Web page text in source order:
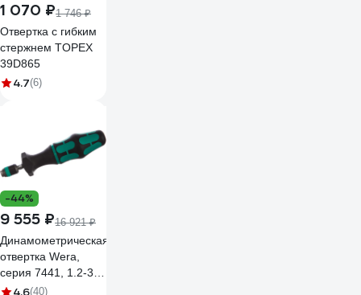
1 070 ₽1 746 ₽
Отвертка с гибким
стержнем TOPEX
39D865
4.7(6)
-44%
9 555 ₽16 921 ₽
Динамометрическая
отвертка Wera,
серия 7441, 1.2-3.0
Нм, 1/4", WE-
4.6(40)